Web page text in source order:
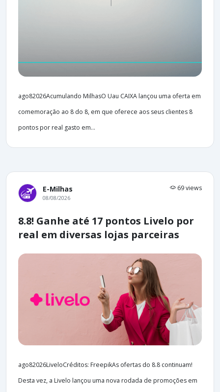
ago82026Acumulando MilhasO Uau CAIXA lançou uma oferta em
comemoração ao 8 do 8, em que oferece aos seus clientes 8
pontos por real gasto em...
E-Milhas 69 views
08/08/2026
8.8! Ganhe até 17 pontos Livelo por
real em diversas lojas parceiras
ago82026LiveloCréditos: FreepikAs ofertas do 8.8 continuam!
Desta vez, a Livelo lançou uma nova rodada de promoções em